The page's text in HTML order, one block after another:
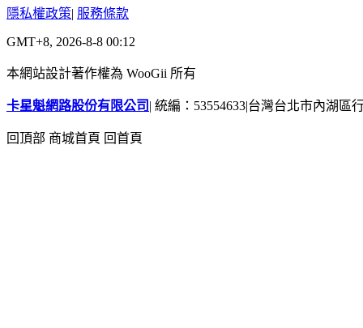
隱私權政策| 服務條款
GMT+8, 2026-8-8 00:12
本網站設計著作權為 WooGii 所有
卡星魁網路股份有限公司 | 統編：53554633|台灣台北市內湖區
回頂部 商城首頁 回首頁